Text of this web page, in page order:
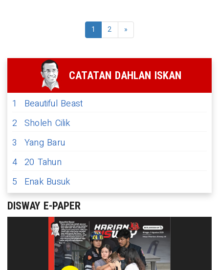
1 2 »
CATATAN DAHLAN ISKAN
1
Beautiful Beast
2 Sholeh Cilik
3
Yang Baru
4 20 Tahun
5
Enak Busuk
DISWAY E-PAPER